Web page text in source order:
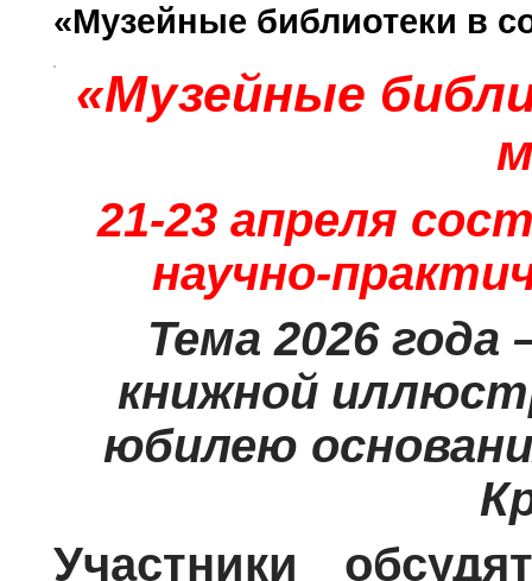
«Музейные библиотеки в
«Музейные
21-23 апреля
научно-
Тема 2026
книжной
юбилею
Участники